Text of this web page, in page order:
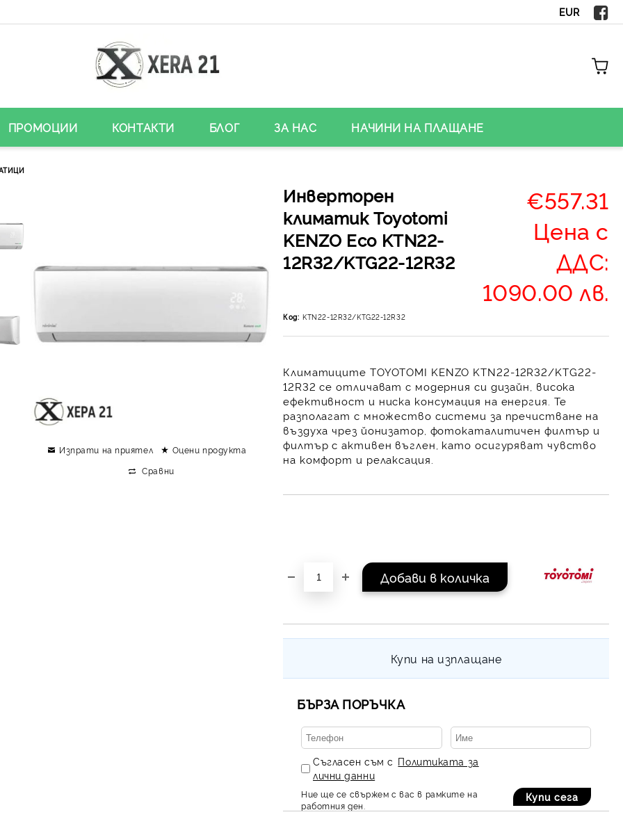
EUR
ПРОМОЦИИ КОНТАКТИ БЛОГ ЗА НАС НАЧИНИ НА ПЛАЩАНЕ
Инверторен
климатик Toyotomi
KENZO Eco KTN22-
12R32/KTG22-12R32
€557.31
Цена с
ДДС:
1090.00 лв.
Код: KTN22-12R32/KTG22-12R32
Климатиците TOYOTOMI KENZO KTN22-12R32/KTG22-
12R32 се отличават с модерния си дизайн, висока
ефективност и ниска консумация на енергия. Те
разполагат с множество системи за пречистване на
въздуха чрез йонизатор, фотокаталитичен филтър и
филтър с активен въглен, като осигуряват чувство
на комфорт и релаксация.
Купи на изплащане
БЪРЗА ПОРЪЧКА
Съгласен съм с Политиката за
лични данни
Ние ще се свържем с вас в рамките на
работния ден.
Изпрати на приятел
Оцени продукта
Сравни